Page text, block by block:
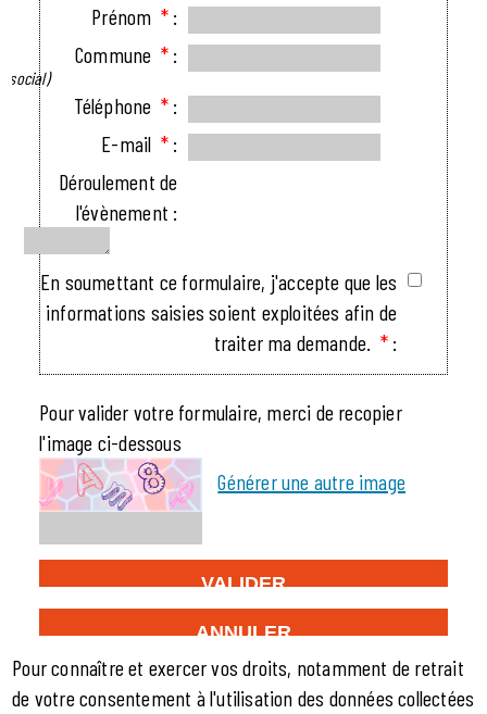
Prénom * :
Commune * :
social)
Téléphone * :
E-mail * :
Déroulement de
l'évènement :
En soumettant ce formulaire, j'accepte que les
informations saisies soient exploitées afin de
traiter ma demande. * :
Pour valider votre formulaire, merci de recopier
l'image ci-dessous
Générer une autre image
Pour connaître et exercer vos droits, notamment de retrait
de votre consentement à l'utilisation des données collectées